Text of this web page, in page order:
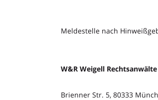
Meldestelle nach
W&R Weigell
Brienner Str. 5, 80333